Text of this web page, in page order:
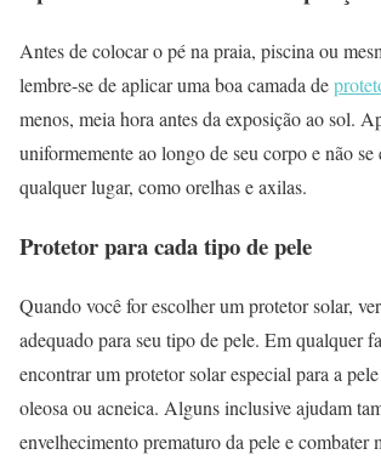
Antes de colocar o pé na praia, piscina ou
lembre-se de aplicar uma boa camada de
menos, meia hora antes da exposição ao sol.
uniformemente ao longo de seu corpo e não se
qualquer lugar, como orelhas e axilas.
Protetor para cada tipo de pele
Quando você for escolher um protetor solar,
adequado para seu tipo de pele. Em qualquer
encontrar um protetor solar especial para a
oleosa ou acneica. Alguns inclusive ajudam
envelhecimento prematuro da pele e combater